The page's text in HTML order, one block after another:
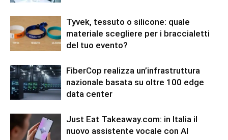
Tyvek, tessuto o silicone: quale
materiale scegliere per i braccialetti
del tuo evento?
FiberCop realizza un’infrastruttura
nazionale basata su oltre 100 edge
data center
Just Eat Takeaway.com: in Italia il
nuovo assistente vocale con AI